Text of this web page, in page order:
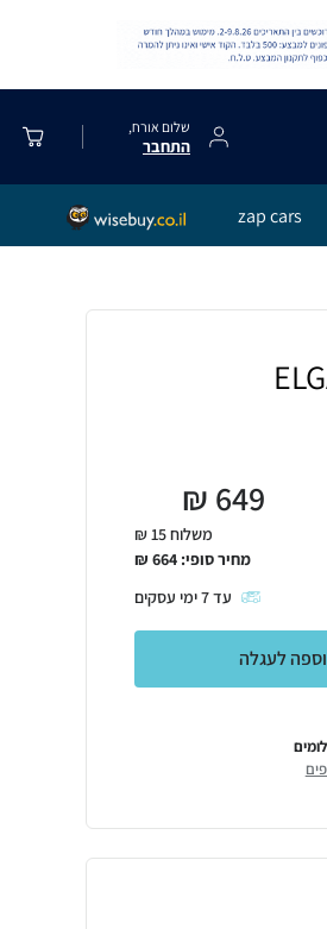
שלום אורח,
התחבר
zap cars
649
₪
משלוח 15 ₪
מחיר סופי: 664
₪
עד7ימי עסקים
לעגלה